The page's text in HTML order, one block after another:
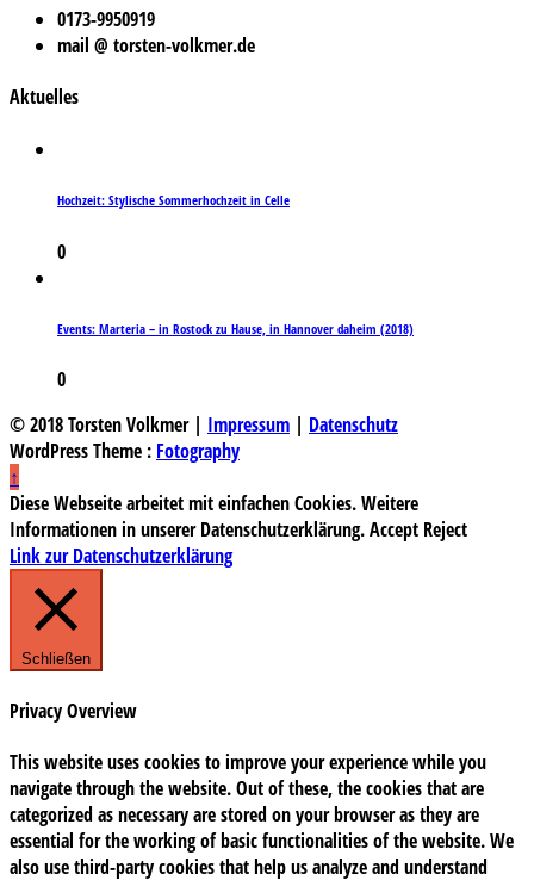
0173-9950919
mail @ torsten-volkmer.de
Aktuelles
Hochzeit: Stylische Sommerhochzeit in Celle
0
Events: Marteria – in Rostock zu Hause, in Hannover daheim (2018)
0
© 2018 Torsten Volkmer | Impressum | Datenschutz
WordPress Theme : Fotography
↑
Diese Webseite arbeitet mit einfachen Cookies. Weitere
Informationen in unserer Datenschutzerklärung.Accept Reject
Link zur Datenschutzerklärung
Schließen
Privacy Overview
This website uses cookies to improve your experience while you
navigate through the website. Out of these, the cookies that are
categorized as necessary are stored on your browser as they are
essential for the working of basic functionalities of the website. We
also use third-party cookies that help us analyze and understand